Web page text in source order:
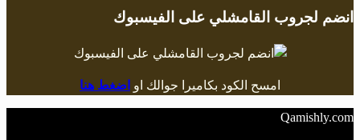
انضم لجروب القامشلي على الفيسبوك
امسح الكود بكاميرا جوالك او اضغط هنا
Qamishly.com